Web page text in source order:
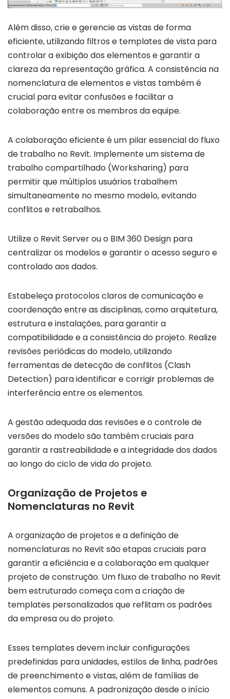
Além disso, crie e gerencie as vistas de forma
eficiente, utilizando filtros e templates de vista para
controlar a exibição dos elementos e garantir a
clareza da representação gráfica. A consistência na
nomenclatura de elementos e vistas também é
crucial para evitar confusões e facilitar a
colaboração entre os membros da equipe.
A colaboração eficiente é um pilar essencial do fluxo
de trabalho no Revit. Implemente um sistema de
trabalho compartilhado (Worksharing) para
permitir que múltiplos usuários trabalhem
simultaneamente no mesmo modelo, evitando
conflitos e retrabalhos.
Utilize o Revit Server ou o BIM 360 Design para
centralizar os modelos e garantir o acesso seguro e
controlado aos dados.
Estabeleça protocolos claros de comunicação e
coordenação entre as disciplinas, como arquitetura,
estrutura e instalações, para garantir a
compatibilidade e a consistência do projeto. Realize
revisões periódicas do modelo, utilizando
ferramentas de detecção de conflitos (Clash
Detection) para identificar e corrigir problemas de
interferência entre os elementos.
A gestão adequada das revisões e o controle de
versões do modelo são também cruciais para
garantir a rastreabilidade e a integridade dos dados
ao longo do ciclo de vida do projeto.
Organização de Projetos e
Nomenclaturas no Revit
A organização de projetos e a definição de
nomenclaturas no Revit são etapas cruciais para
garantir a eficiência e a colaboração em qualquer
projeto de construção. Um fluxo de trabalho no Revit
bem estruturado começa com a criação de
templates personalizados que reflitam os padrões
da empresa ou do projeto.
Esses templates devem incluir configurações
predefinidas para unidades, estilos de linha, padrões
de preenchimento e vistas, além de famílias de
elementos comuns. A padronização desde o início